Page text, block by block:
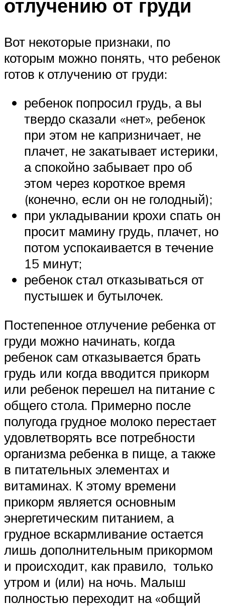
отлучению от груди
Вот некоторые признаки, по
которым можно понять, что ребенок
готов к отлучению от груди:
ребенок попросил грудь, а вы
твердо сказали «нет», ребенок
при этом не капризничает, не
плачет, не закатывает истерики,
а спокойно забывает про об
этом через короткое время
(конечно, если он не голодный);
при укладывании крохи спать он
просит мамину грудь, плачет, но
потом успокаивается в течение
15 минут;
ребенок стал отказываться от
пустышек и бутылочек.
Постепенное отлучение ребенка от
груди можно начинать, когда
ребенок сам отказывается брать
грудь или когда вводится прикорм
или ребенок перешел на питание с
общего стола. Примерно после
полугода грудное молоко перестает
удовлетворять все потребности
организма ребенка в пище, а также
в питательных элементах и
витаминах. К этому времени
прикорм является основным
энергетическим питанием, а
грудное вскармливание остается
лишь дополнительным прикормом
и происходит, как правило, только
утром и (или) на ночь. Малыш
полностью переходит на «общий